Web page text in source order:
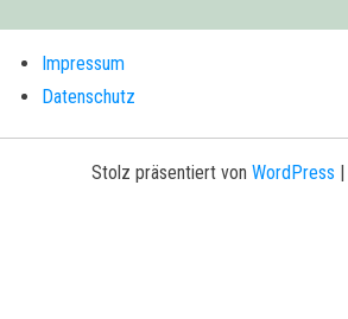
Impressum
Datenschutz
Stolz präsentiert von WordPress